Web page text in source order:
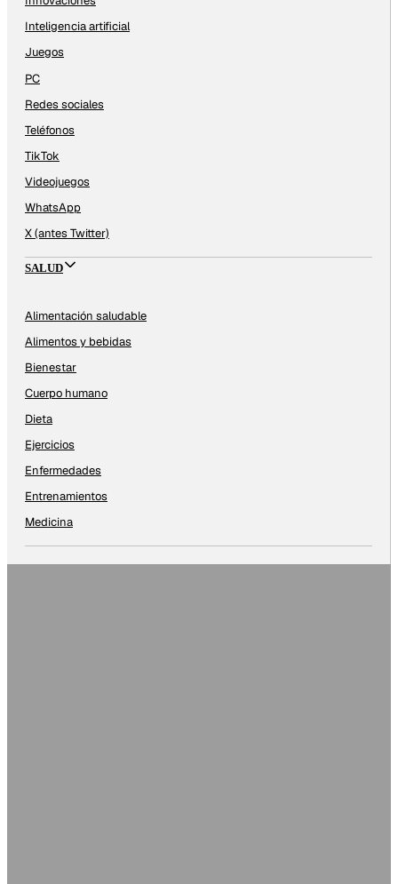
Inteligencia artificial
Juegos
PC
Redes sociales
Teléfonos
TikTok
Videojuegos
WhatsApp
X (antes Twitter)
SALUD
Alimentación saludable
Alimentos y bebidas
Bienestar
Cuerpo humano
Dieta
Ejercicios
Enfermedades
Entrenamientos
Medicina